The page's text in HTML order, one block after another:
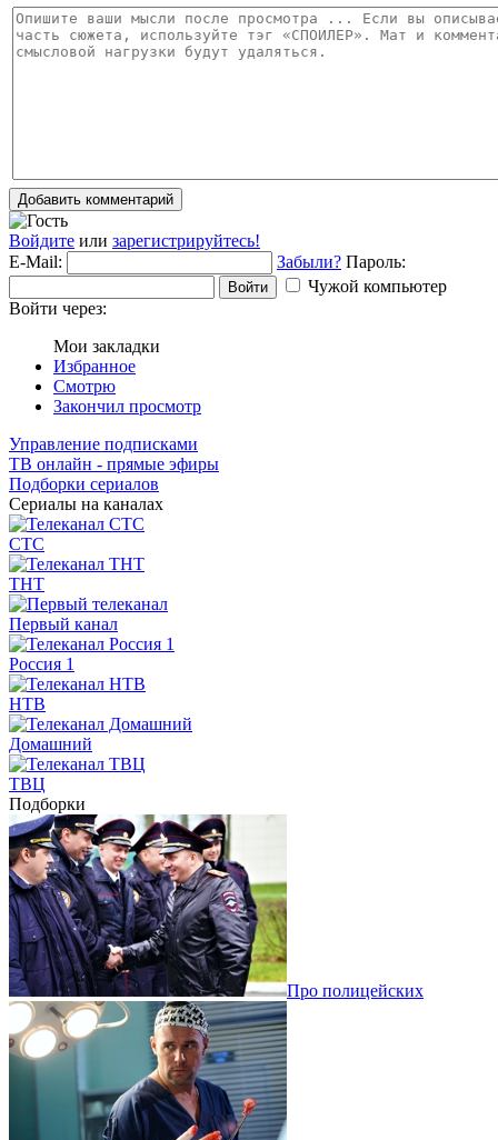
Добавить комментарий
Войдите или зарегистрируйтесь!
E-Mail:
Забыли? Пароль:
Войти
Чужой компьютер
Войти через:
Мои закладки
Избранное
Смотрю
Закончил просмотр
Управление подписками
ТВ онлайн - прямые эфиры
Подборки сериалов
Сериалы на каналах
СТС
ТНТ
Первый канал
Россия 1
НТВ
Домашний
ТВЦ
Подборки
Про полицейских